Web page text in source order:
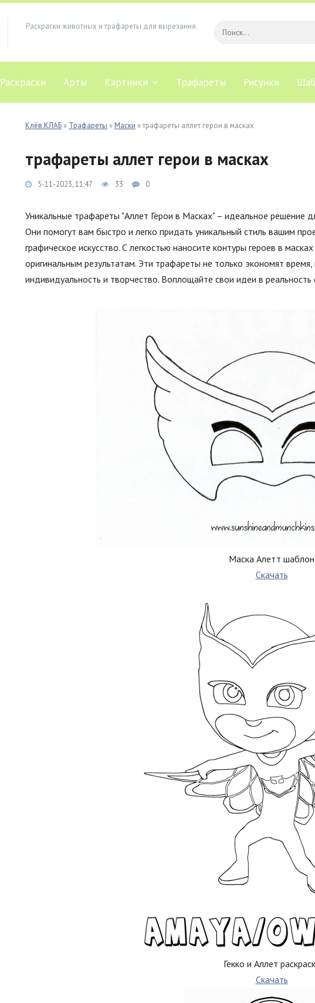
Раскраски животных и трафареты для вырезания
Раскраски Арты Картинки Трафареты Рисунки
Клёв.КЛАБ » Трафареты »Маски » трафареты аллет герои в масках
трафареты аллет герои в масках
5-11-2023, 11:47 33 0
Уникальные трафареты "Аллет Герои в Масках" – идеальное решение
Они помогут вам быстро и легко придать уникальный стиль вашим
графическое искусство. С легкостью наносите контуры героев в
оригинальным результатам. Эти трафареты не только экономят
индивидуальность и творчество. Воплощайте свои идеи в
Маска Алетт шаблон
Скачать
Гекко и Аллет
Скачать